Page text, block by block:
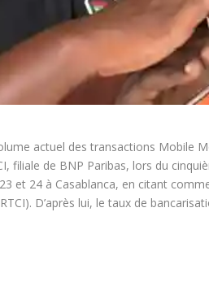
actuel des transactions Mobile
filiale de BNP Paribas, lors du
et 24 à Casablanca, en citant
D’après lui, le taux de